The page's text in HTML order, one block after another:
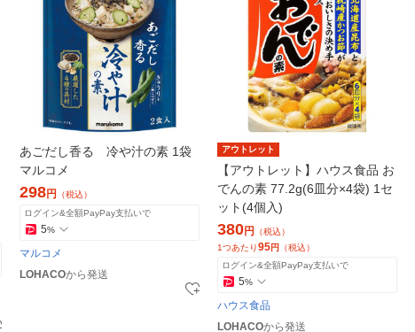
あごだし香る 冷や汁の素 1袋
マルコメ
298円
（税込）
ログイン&全額PayPay支払いで
5%
マルコメ
LOHACOから発送
アウトレット
【アウトレット】ハウス食品 お
でんの素 77.2g(6皿分×4袋) 1セ
ット(4個入)
380円
（税込）
1つあたり95円
（税込）
ログイン&全額PayPay支払いで
5%
ハウス食品
LOHACOから発送